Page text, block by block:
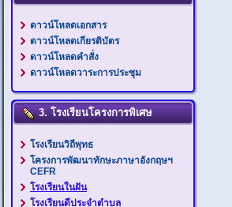
ดาวน์โหลดเอกสาร
ดาวน์โหลดเกียรติบัตร
ดาวน์โหลดคำสั่ง
ดาวน์โหลดวาระการประชุม
3. โรงเรียนโครงการพิเศษ
โรงเรียนวิถีพุทธ
โครงการพัฒนาทักษะภาษาอังกฤษฯ
CEFR
โรงเรียนในฝัน
โรงเรียนดีประจำตำบล